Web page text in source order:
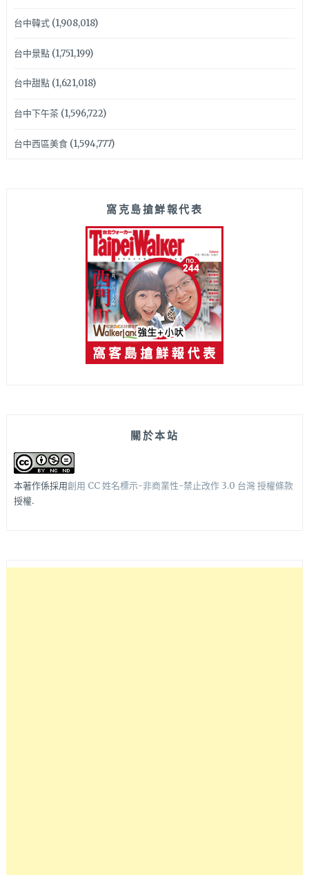
台中韓式(1,908,018)
台中景點(1,751,199)
台中甜點(1,621,018)
台中下午茶(1,596,722)
台中西區美食(1,594,777)
窩克島搶鮮報代表
關於本站
本著作係採用創用 CC 姓名標示-非商業性-禁止改作 3.0 台灣 授權條款
授權.